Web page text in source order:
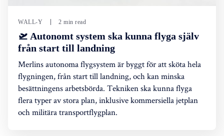
WALL-Y 2 min read
🛫 Autonomt system ska kunna flyga själv
från start till landning
Merlins autonoma flygsystem är byggt för att sköta hela
flygningen, från start till landning, och kan minska
besättningens arbetsbörda. Tekniken ska kunna flyga
flera typer av stora plan, inklusive kommersiella jetplan
och militära transportflygplan.